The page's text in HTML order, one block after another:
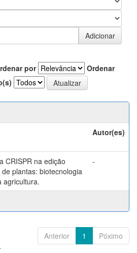
por
Ordenar
Autor(es)
CRISPR na edição
plantas: biotecnologia
agricultura.
-
Anterior 1 Póximo